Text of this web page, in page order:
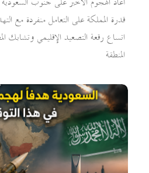
قدرة المملكة على التعامل منفردة مع
اتساع رقعة التصعيد الإقليمي وتشابك
المنطقة